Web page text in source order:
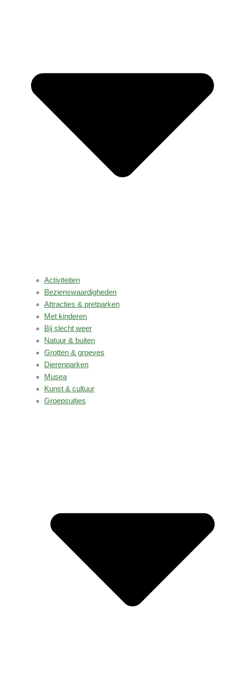
Activiteiten
Bezienswaardigheden
Attracties & pretparken
Met kinderen
Bij slecht weer
Natuur & buiten
Grotten & groeves
Dierenparken
Musea
Kunst & cultuur
Groepsuitjes